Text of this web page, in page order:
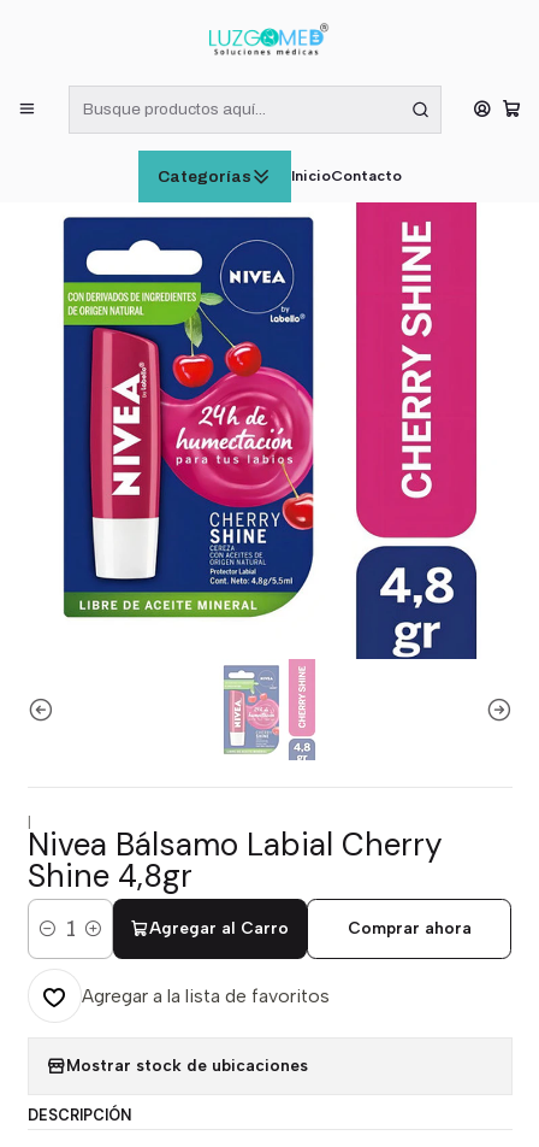
Categorías InicioContacto
¡RECIBE HOY! COMPRAS DE LUNES A VIERNES HASTA LAS 16:00
Inicio
CUIDADO E HIGIENE PERSONAL
Nivea Bálsamo Labial Cherry Shine 4,8gr
Nivea Bálsamo Labial Cherry
Shine 4,8gr
Cantidad
Agregar al Carro Comprar ahora
Agregar a la lista de favoritos
Mostrar stock de ubicaciones
DESCRIPCIÓN